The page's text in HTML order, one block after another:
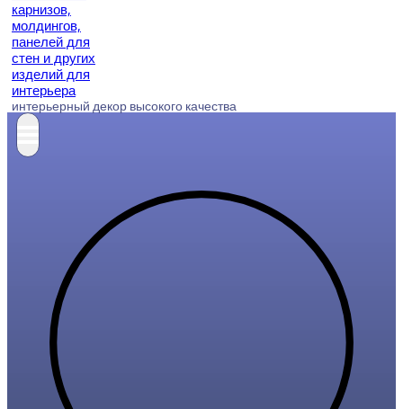
интерьерный декор высокого качества